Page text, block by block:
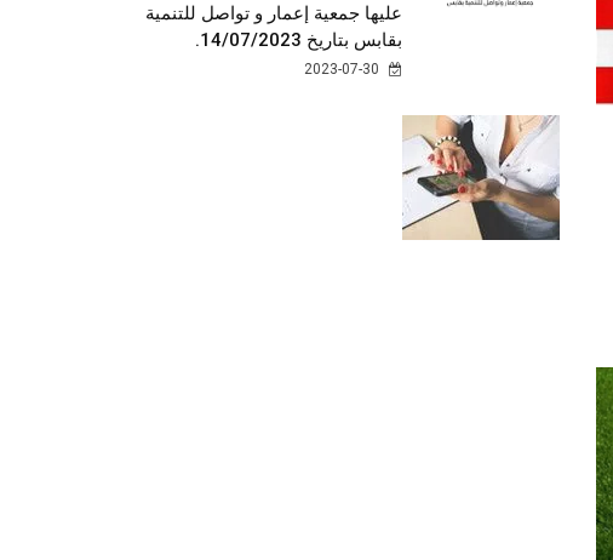
عليها جمعية إعمار و تواصل للتنمية
بقابس بتاريخ 14/07/2023.